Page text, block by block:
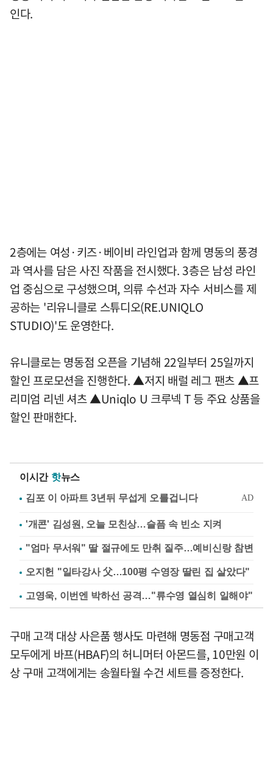
인다.
2층에는 여성·키즈·베이비 라인업과 함께 명동의 풍경
과 역사를 담은 사진 작품을 전시했다. 3층은 남성 라인
업 중심으로 구성했으며, 의류 수선과 자수 서비스를 제
공하는 '리유니클로 스튜디오(RE.UNIQLO
STUDIO)'도 운영한다.
유니클로는 명동점 오픈을 기념해 22일부터 25일까지
할인 프로모션을 진행한다. ▲저지 배럴 레그 팬츠 ▲프
리미엄 리넨 셔츠 ▲Uniqlo U 크루넥 T 등 주요 상품을
할인 판매한다.
이시간 핫뉴스
'개콘' 김성원, 오늘 모친상…슬픔 속 빈소 지켜
"엄마 무서워" 딸 절규에도 만취 질주…예비신랑 참변
오지헌 "일타강사 父…100평 수영장 딸린 집 살았다"
고영욱, 이번엔 박하선 공격…"류수영 열심히 일해야"
구매 고객 대상 사은품 행사도 마련해 명동점 구매고객
모두에게 바프(HBAF)의 허니머터 아몬드를, 10만원 이
상 구매 고객에게는 송월타월 수건 세트를 증정한다.